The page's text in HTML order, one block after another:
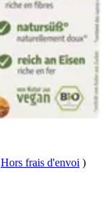
Hors frais d'envoi )